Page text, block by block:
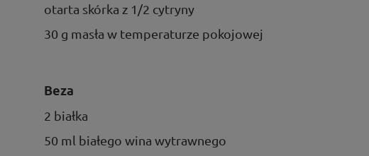
otarta skórka z 1/2 cytryny
30 g masła w temperaturze pokojowej
Beza
2 białka
50 ml białego wina wytrawnego